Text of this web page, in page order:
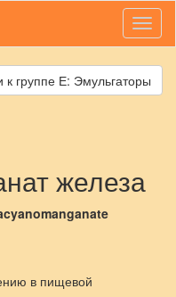
к группе Е: Эмульгаторы
железа
в пищевой